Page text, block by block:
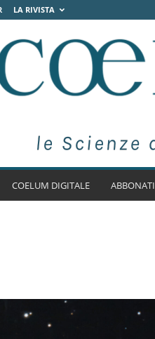
LA RIVISTA
COELUM DIGITALE ABBONATI